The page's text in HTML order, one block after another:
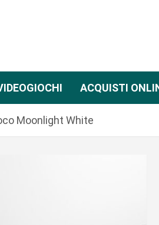
ACQUISTI
Moonlight White